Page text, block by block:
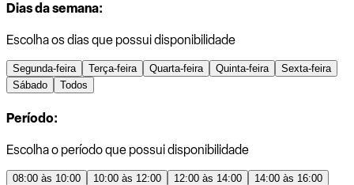
Dias da semana:
Escolha os dias que possui disponibilidade
Segunda-feira Terça-feira Quarta-feira Quinta-feira
Sexta-feira
Sábado
Todos
Período:
Escolha o período que possui disponibilidade
08:00 às 10:00 10:00 às 12:00 12:00 às 14:00
14:00 às 16:00